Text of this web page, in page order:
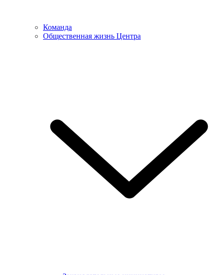
Команда
Общественная жизнь Центра